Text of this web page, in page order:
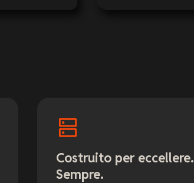
Costruito per eccellere.
Sempre.